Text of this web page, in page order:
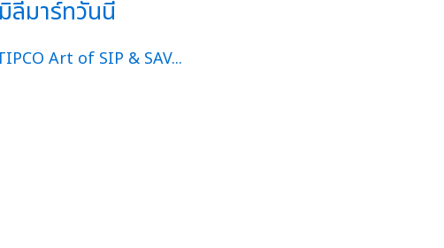
ลี่มาร์ทวันนี้